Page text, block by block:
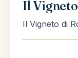
Il
Il Vigneto di